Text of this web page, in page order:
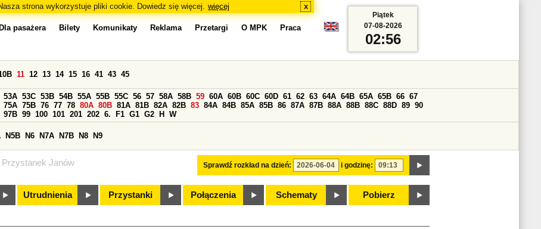
strona wykorzystuje pliki cookie. Dowiedz się więcej. więcej x
Przystanek Janów
Dla pasażera Bilety Komunikaty Reklama Przetargi O MPK Praca
Sprawdź rozkład na dzień: i godzinę:
11 12 13 14 15 16 41 43 45
53A 53C 53B 54B 55A 55B 55C 56 57 58A 58B 59 60A 60B 60C 60D 61 62 63 64A 64B 65A 65B 66 67
75A 75B 76 77 78 80A 80B 81A 81B 82A 82B 83 84A 84B 85A 85B 86 87A 87B 88A 88B 88C 88D 89 90
97B 99 100 101 201 202 6. F1 G1 G2 H W
N5B N6 N7A N7B N8 N9
Utrudnienia Przystanki Połączenia Schematy Pobierz
Piątek
07-08-2026
02:56